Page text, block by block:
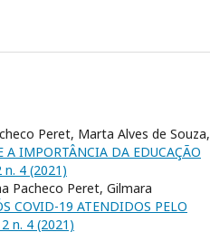
Peret, Marta Alves de Souza,
A IMPORTÂNCIA DA EDUCAÇÃO
n. 4 (2021)
Pacheco Peret, Gilmara
COVID-19 ATENDIDOS PELO
n. 4 (2021)